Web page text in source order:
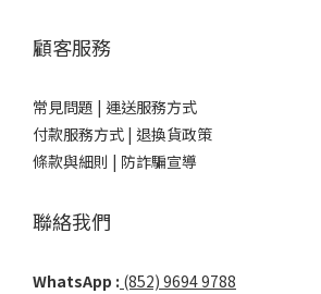
顧客服務
常見問題 | 運送服務方式
付款服務方式 | 退換貨政策
條款與細則 | 防詐騙宣導
聯絡我們
WhatsApp : (852) 9694 9788